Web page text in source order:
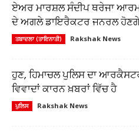
ਏਅਰ ਮਾਰਸ਼ਲ ਸੰਦੀਪ ਥਰੇਜਾ
ਦੇ ਅਗਲੇ ਡਾਇਰੈਕਟਰ ਜਨਰਲ
ਤਬਾਦਲਾ (ਤਾਇਨਾਤੀ) Rakshak News
ਹੁਣ, ਹਿਮਾਚਲ ਪੁਲਿਸ ਦਾ
ਵਿਵਾਦਾਂ ਕਾਰਨ ਖ਼ਬਰਾਂ ਵਿੱਚ ਹੈ
ਪੁਲਿਸ Rakshak News